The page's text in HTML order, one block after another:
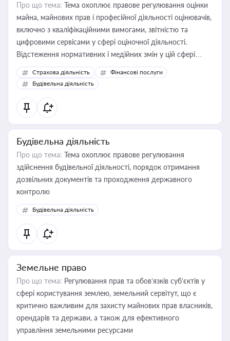
Про що тема: Тема охоплює правове регулювання оцінки
майна, майнових прав і професійної діяльності оцінювачів,
включно з кваліфікаційними вимогами, звітністю та
цифровими сервісами у сфері оціночної діяльності.
Відстеження нормативних і медійних змін у цій сфері
корисне для власника бізнесу, керівника, юриста або
бухгалтера під час оподаткування, приватизації, оренди
державного майна, корпоративних угод і перевірки
статусу суб'єктів оціночної діяльності
Страхова діяльність
Фінансові послуги
Будівельна діяльність
Будівельна діяльність
Про що тема: Тема охоплює правове регулювання
здійснення будівельної діяльності, порядок отримання
дозвільних документів та проходження державного
контролю
Будівельна діяльність
Земельне право
Про що тема: Регулювання прав та обов’язків суб’єктів у
сфері користування землею, земельний сервітут, що є
критично важливим для захисту майнових прав власників,
орендарів та держави, а також для ефективного
управління земельними ресурсами